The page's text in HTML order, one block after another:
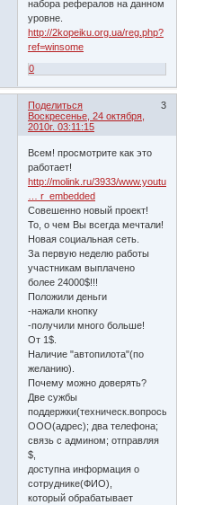
набора рефералов на данном
уровне.
http://2kopeiku.org.ua/reg.php?
ref=winsome
0
Поделиться
3
Воскресенье, 24 октября,
2010г. 03:11:15
Всем! просмотрите как это
работает!
http://molink.ru/3933/www.youtube.com/
… r_embedded
Совешенно новый проект!
То, о чем Вы всегда мечтали!
Новая социальная сеть.
За первую неделю работы
участникам выплачено
более 24000$!!!
Положили деньги
-нажали кнопку
-получили много больше!
От 1$.
Наличие "автопилота"(по
желанию).
Почему можно доверять?
Две сужбы
ООО(адрес); два телефона;
связь с админом; отправляя
$,
доступна информация о
сотруднике(ФИО),
который обрабатывает